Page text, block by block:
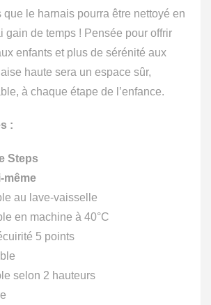
que le harnais pourra être nettoyé en
gain de temps ! Pensée pour offrir
enfants et plus de sérénité aux
haute sera un espace sûr,
à chaque étape de l’enfance.
:
Steps
même
au lave-vaisselle
en machine à 40°C
5 points
selon 2 hauteurs